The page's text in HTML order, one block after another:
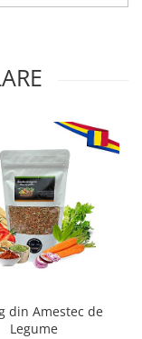
din Amestec de
Legume